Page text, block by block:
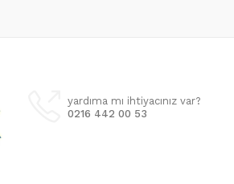
yardıma mı ihtiyacınız var?
0216 442 00 53